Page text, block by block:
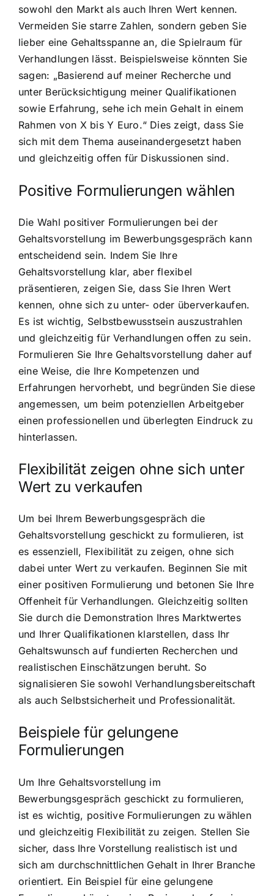
sowohl den Markt als auch Ihren Wert kennen.
Vermeiden Sie starre Zahlen, sondern geben Sie
lieber eine Gehaltsspanne an, die Spielraum für
Verhandlungen lässt. Beispielsweise könnten Sie
sagen: „Basierend auf meiner Recherche und
unter Berücksichtigung meiner Qualifikationen
sowie Erfahrung, sehe ich mein Gehalt in einem
Rahmen von X bis Y Euro.“ Dies zeigt, dass Sie
sich mit dem Thema auseinandergesetzt haben
und gleichzeitig offen für Diskussionen sind.
Positive Formulierungen wählen
Die Wahl positiver Formulierungen bei der
Gehaltsvorstellung im Bewerbungsgespräch kann
entscheidend sein. Indem Sie Ihre
Gehaltsvorstellung klar, aber flexibel
präsentieren, zeigen Sie, dass Sie Ihren Wert
kennen, ohne sich zu unter- oder überverkaufen.
Es ist wichtig, Selbstbewusstsein auszustrahlen
und gleichzeitig für Verhandlungen offen zu sein.
Formulieren Sie Ihre Gehaltsvorstellung daher auf
eine Weise, die Ihre Kompetenzen und
Erfahrungen hervorhebt, und begründen Sie diese
angemessen, um beim potenziellen Arbeitgeber
einen professionellen und überlegten Eindruck zu
hinterlassen.
Flexibilität zeigen ohne sich unter
Wert zu verkaufen
Um bei Ihrem Bewerbungsgespräch die
Gehaltsvorstellung geschickt zu formulieren, ist
es essenziell, Flexibilität zu zeigen, ohne sich
dabei unter Wert zu verkaufen. Beginnen Sie mit
einer positiven Formulierung und betonen Sie Ihre
Offenheit für Verhandlungen. Gleichzeitig sollten
Sie durch die Demonstration Ihres Marktwertes
und Ihrer Qualifikationen klarstellen, dass Ihr
Gehaltswunsch auf fundierten Recherchen und
realistischen Einschätzungen beruht. So
signalisieren Sie sowohl Verhandlungsbereitschaft
als auch Selbstsicherheit und Professionalität.
Beispiele für gelungene
Formulierungen
Um Ihre Gehaltsvorstellung im
Bewerbungsgespräch geschickt zu formulieren,
ist es wichtig, positive Formulierungen zu wählen
und gleichzeitig Flexibilität zu zeigen. Stellen Sie
sicher, dass Ihre Vorstellung realistisch ist und
sich am durchschnittlichen Gehalt in Ihrer Branche
orientiert. Ein Beispiel für eine gelungene